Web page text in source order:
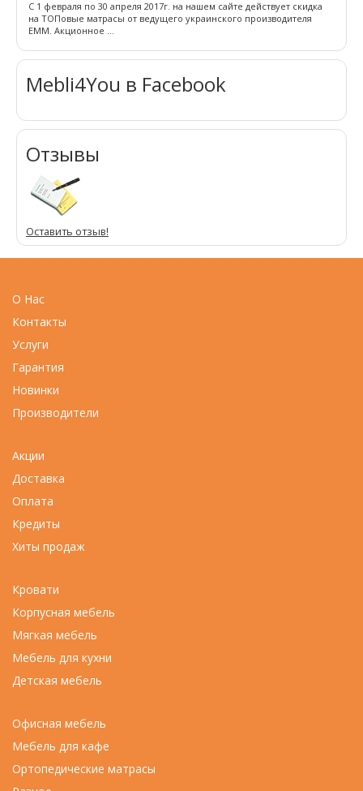
С 1 февраля по 30 апреля 2017г. на нашем сайте действует скидка
на ТОПовые матрасы от ведущего украинского производителя
ЕММ. Акционное ...
Mebli4You в Facebook
Отзывы
Оставить отзыв!
О Нас
Контакты
Услуги
Гарантия
Новинки
Производители
Акции
Доставка
Оплата
Кредиты
Хиты продаж
Кровати
Корпусная мебель
Мягкая мебель
Мебель для кухни
Детская мебель
Офисная мебель
Мебель для кафе
Ортопедические матрасы